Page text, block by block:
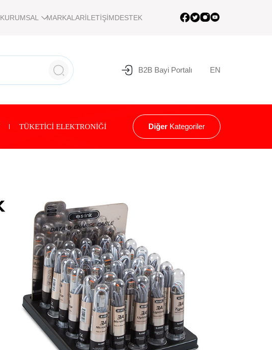
KURUMSAL MARKALARİLETİŞİMDESTEK
B2B Bayi Portalı EN
TÜKETİCİ ELEKTRONİĞİ Diğer Kategoriler